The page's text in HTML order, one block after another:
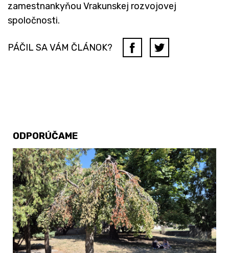
zamestnankyňou Vrakunskej rozvojovej
spoločnosti.
PÁČIL SA VÁM ČLÁNOK?
ODPORÚČAME